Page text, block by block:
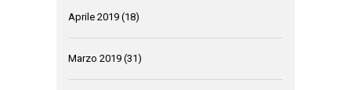
Aprile 2019 (18)
Marzo 2019 (31)